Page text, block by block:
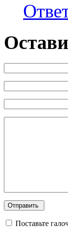
Поставьте